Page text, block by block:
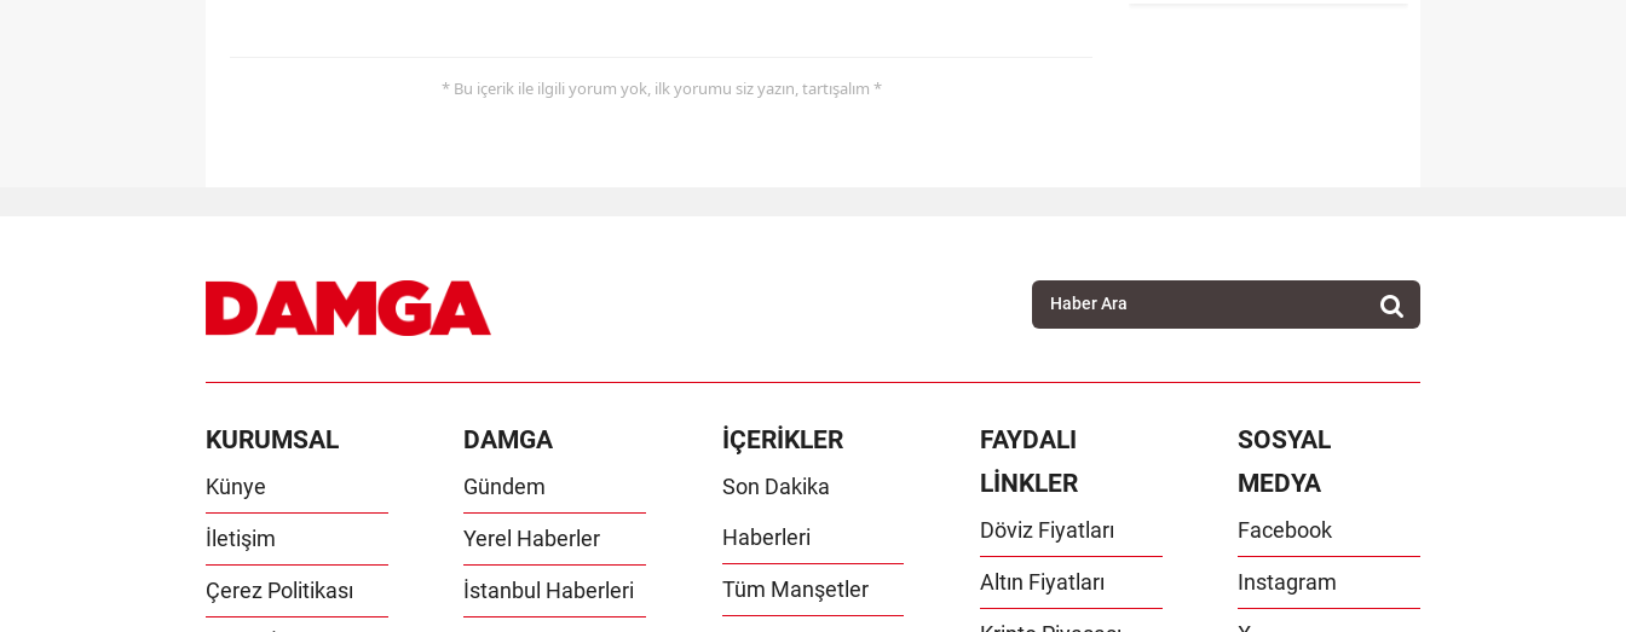
* Bu içerik ile ilgili yorum yok, ilk yorumu siz yazın, tartışalım *
KURUMSAL
Künye
İletişim
Çerez Politikası
DAMGA
Gündem
Yerel Haberler
İstanbul Haberleri
İÇERİKLER
Son Dakika
Haberleri
Tüm Manşetler
FAYDALI
LİNKLER
Döviz Fiyatları
Altın Fiyatları
SOSYAL
MEDYA
Facebook
Instagram